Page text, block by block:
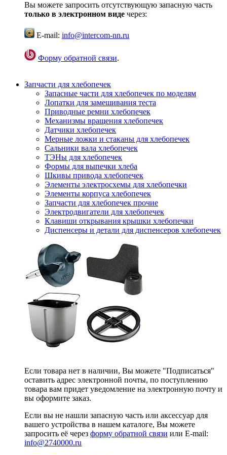
Вы можете запросить отсутствующую запасную часть
только в электронном виде через:
E-mail: info@intercom-nn.ru
Форму обратной связи.
Запчасти для хлебопечек
Запасные части для хлебопечек по моделям
Лопатки для замешивания теста
Приводные ремни хлебопечек
Механизмы вращения хлебопечек
Датчики хлебопечек
Мерные ложки и стаканы для хлебопечек
Сальники вала хлебопечек
ТЭНы для хлебопечек
Формы для выпечки хлеба
Шкивы привода хлебопечек
Элементы электросхемы для хлебопечки
Элементы корпуса хлебопечек
Запчасти для хлебопечек прочие
Электродвигатели для хлебопечек
Клавиши открывания крышки хлебопечки
Диспенсеры и детали для диспенсеров хлебопечек
Если товара нет в наличии, Вы можете "Подписаться"
оставить адрес электронной почты, по поступлению
товара вам придет уведомление на электронную почту и
вы оформите заказ.
Если вы не нашли запасную часть или аксессуар для
вашего устройства в нашем каталоге, Вы можете
запросить её через форму обратной связи или E-mail:
info@2740000.ru